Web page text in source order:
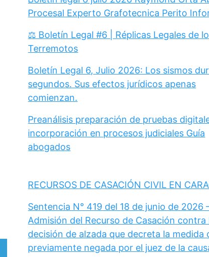
Procesal Experto Grafotecnica Perito
⚖️ Boletín Legal #6 | Réplicas Legales de
Terremotos
Boletín Legal 6, Julio 2026: Los sismos
segundos. Sus efectos jurídicos apenas
comienzan.
Preanálisis preparación de pruebas
incorporación en procesos judiciales Guía
abogados
RECURSOS DE CASACIÓN CIVIL EN
Sentencia N° 419 del 18 de junio de 2026
Admisión del Recurso de Casación contra
decisión de alzada que decreta la medida
previamente negada por el juez de la